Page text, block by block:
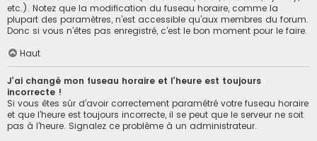
etc.). Notez que la modification du fuseau horaire, comme la
plupart des paramètres, n’est accessible qu’aux membres du forum.
Donc si vous n’êtes pas enregistré, c’est le bon moment pour le faire.
Haut
J’ai changé mon fuseau horaire et l’heure est toujours
incorrecte !
Si vous êtes sûr d’avoir correctement paramétré votre fuseau horaire
et que l’heure est toujours incorrecte, il se peut que le serveur ne soit
pas à l’heure. Signalez ce problème à un administrateur.